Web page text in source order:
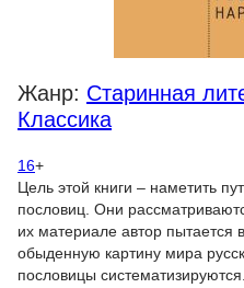
Жанр: Старинная
Классика
16+
Цель этой книги – наметить
пословиц. Они
их материале автор пытается
обыденную картину мира
пословицы